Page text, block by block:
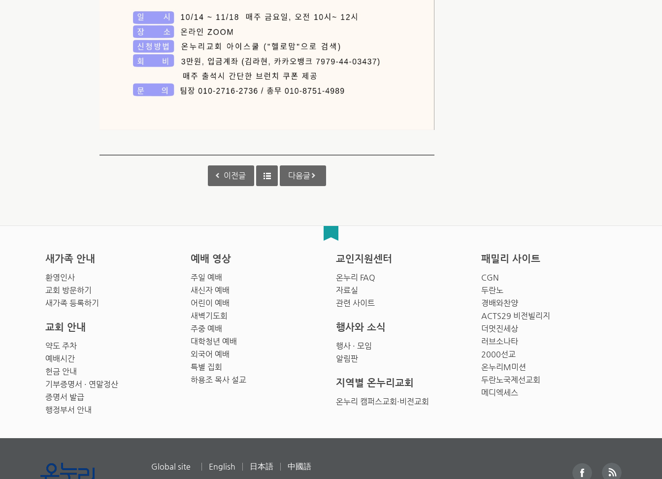
이전글 다음글
새가족 안내
환영인사
교회 방문하기
새가족 등록하기
예배 영상
주일 예배
새신자 예배
어린이 예배
새벽기도회
주중 예배
대학청년 예배
외국어 예배
특별 집회
하용조 목사 설교
교인지원센터
온누리 FAQ
자료실
관련 사이트
패밀리 사이트
CGN
두란노
경배와찬양
ACTS29 비전빌리지
더멋진세상
러브소나타
2000선교
온누리M미션
두란노국제선교회
메디엑세스
교회 안내
약도 주차
예배시간
헌금 안내
기부증명서 · 연말정산
증명서 발급
행정부서 안내
행사와 소식
행사 · 모임
알림판
지역별 온누리교회
온누리 캠퍼스교회·비전교회
Global site English 日本語 中國語